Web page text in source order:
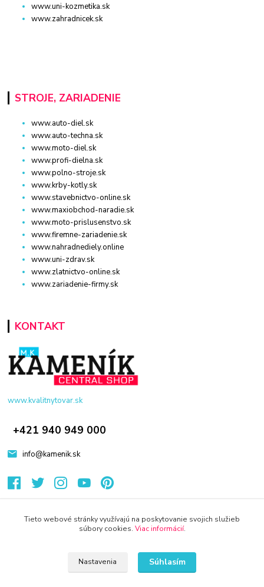
www.uni-kozmetika.sk
www.zahradnicek.sk
STROJE, ZARIADENIE
www.auto-diel.sk
www.auto-techna.sk
www.moto-diel.sk
www.profi-dielna.sk
www.polno-stroje.sk
www.krby-kotly.sk
www.stavebnictvo-online.sk
www.maxiobchod-naradie.sk
www.moto-prislusenstvo.sk
www.firemne-zariadenie.sk
www.nahradnediely.online
www.uni-zdrav.sk
www.zlatnictvo-online.sk
www.zariadenie-firmy.sk
KONTAKT
www.kvalitnytovar.sk
+421 940 949 000
info@kamenik.sk
Tieto webové stránky využívajú na poskytovanie svojich služieb
súbory cookies. Viac informácií.
Nastavenia Súhlasím